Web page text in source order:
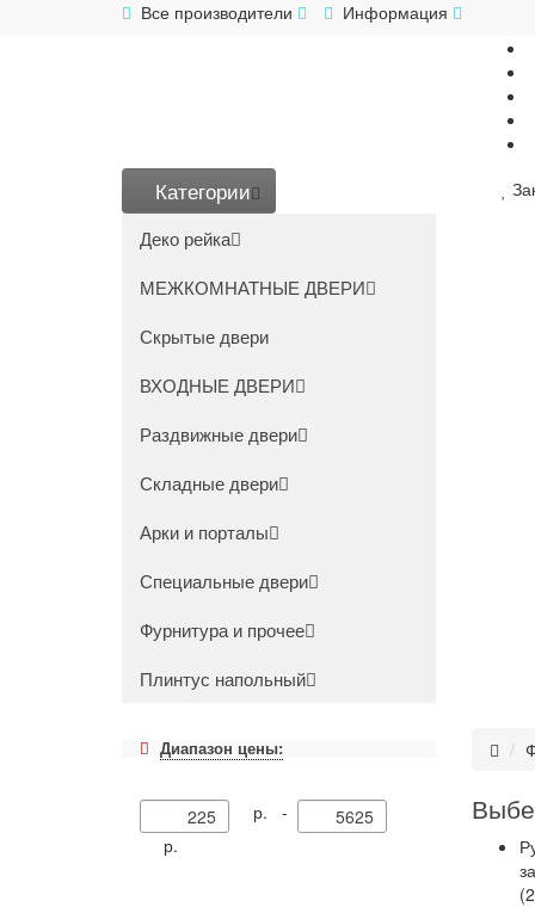
Все производители Информация
Категории
Деко рейка
МЕЖКОМНАТНЫЕ ДВЕРИ
Скрытые двери
ВХОДНЫЕ ДВЕРИ
Раздвижные двери
Складные двери
Арки и порталы
Специальные двери
Фурнитура и прочее
Плинтус напольный
Диапазон цены:
р. -
р.